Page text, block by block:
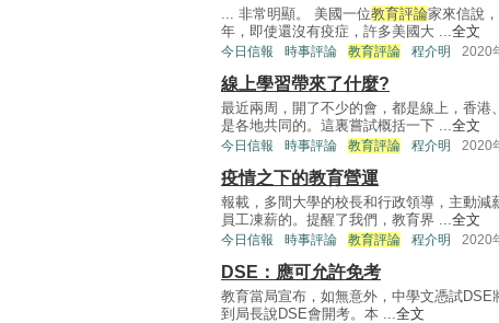
... 非常明顯。 美國一位教育評論家來信說
年，即使還沒有疫症，許多美國大 ...全文
今日信報 時事評論 教育評論 程介明 2020
線上學習帶來了什麼?
最近兩周，開了不少的會，都是線上，香
是各地共同的。這裏嘗試概括一下 ...全文
今日信報 時事評論 教育評論 程介明 2020
疫情之下的教育營運
報載，多間大學的校長和行政領導，主動
員工凍薪的。提醒了我們，教育界 ...全文
今日信報 時事評論 教育評論 程介明 2020
DSE：應可允許免考
教育當局宣布，如無意外，中學文憑試
到局長說DSE會開考。本 ...全文